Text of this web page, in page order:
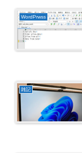
WordPrwss
雑記